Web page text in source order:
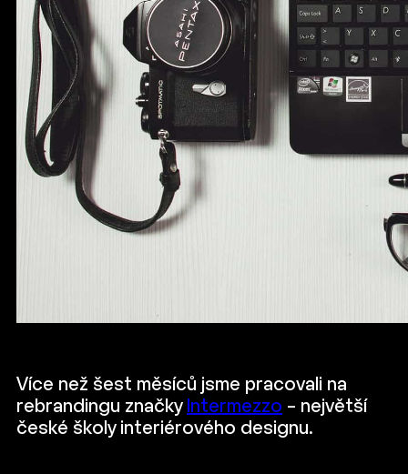
Více než šest měsíců jsme pracovali na
rebrandingu značky Intermezzo – největší
české školy interiérového designu.